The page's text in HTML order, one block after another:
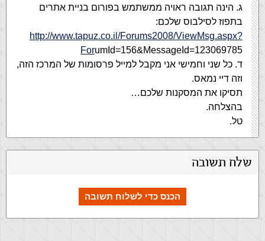
ג. הינה תגובה ראויה ממשתמש בפורום בניית אתרים
בתפוז לסילבוס שלכם:
http://www.tapuz.co.il/Forums2008/ViewMsg.aspx?
ForumId=156&MessageId=123069785
ד. כל שני וחמישי אני מקבל למייל פרסומות של המרכז הזה,
וזה דיי נמאס.
תסיקו את המסקנות שלכם…
בהצלחה.
טל.
שלח תשובה
הכנס כדי לשלוח תשובה